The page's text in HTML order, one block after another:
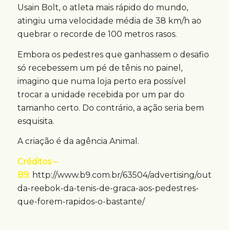
Usain Bolt, o atleta mais rápido do mundo,
atingiu uma velocidade média de 38 km/h ao
quebrar o recorde de 100 metros rasos.
Embora os pedestres que ganhassem o desafio
só recebessem um pé de tênis no painel,
imagino que numa loja perto era possível
trocar a unidade recebida por um par do
tamanho certo. Do contrário, a ação seria bem
esquisita.
A criação é da agência Animal.
Créditos –
B9: http://www.b9.com.br/63504/advertising/
da-reebok-da-tenis-de-graca-aos-pedestres-
que-forem-rapidos-o-bastante/